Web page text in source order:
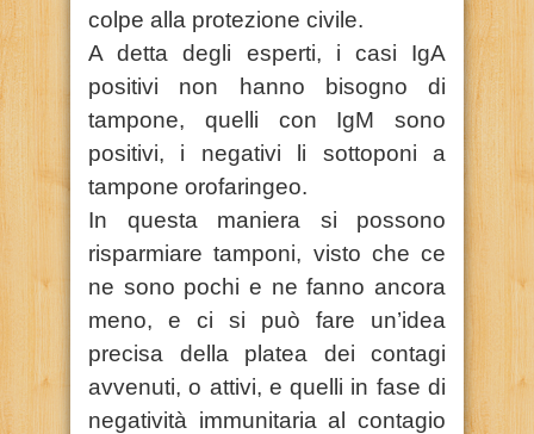
colpe alla protezione civile.
A detta degli esperti, i casi IgA
positivi non hanno bisogno di
tampone, quelli con IgM sono
positivi, i negativi li sottoponi a
tampone orofaringeo.
In questa maniera si possono
risparmiare tamponi, visto che ce
ne sono pochi e ne fanno ancora
meno, e ci si può fare un’idea
precisa della platea dei contagi
avvenuti, o attivi, e quelli in fase di
negatività immunitaria al contagio